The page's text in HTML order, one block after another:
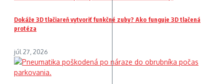
Dokáže 3D tlačiareň vytvoriť funkčné zuby? Ako funguje 3D tlačená
protéza
júl 27, 2026